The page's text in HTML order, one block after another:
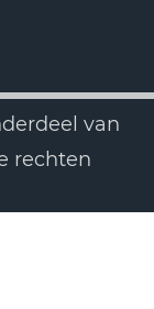
van
rechten